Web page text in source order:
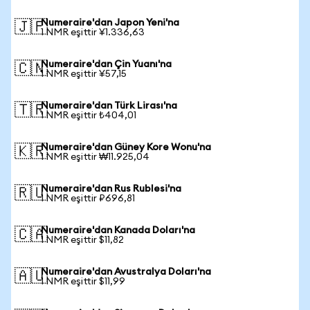
🇯🇵Numeraire'dan Japon Yeni'na
1 NMR eşittir ¥1.336,63
🇨🇳Numeraire'dan Çin Yuanı'na
1 NMR eşittir ¥57,15
🇹🇷Numeraire'dan Türk Lirası'na
1 NMR eşittir ₺404,01
🇰🇷Numeraire'dan Güney Kore Wonu'na
1 NMR eşittir ₩11.925,04
🇷🇺Numeraire'dan Rus Rublesi'na
1 NMR eşittir ₽696,81
🇨🇦Numeraire'dan Kanada Doları'na
1 NMR eşittir $11,82
🇦🇺Numeraire'dan Avustralya Doları'na
1 NMR eşittir $11,99